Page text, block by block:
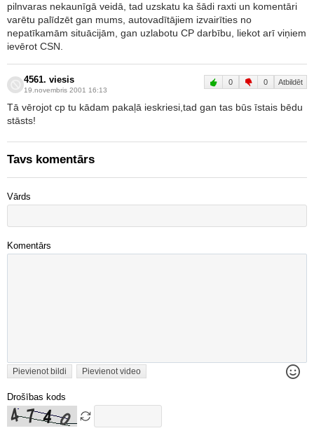
pilnvaras nekaunīgā veidā, tad uzskatu ka šādi raxti un komentāri
varētu palīdzēt gan mums, autovadītājiem izvairīties no
nepatīkamām situācijām, gan uzlabotu CP darbību, liekot arī viņiem
ievērot CSN.
4561. viesis
19.novembris 2001 16:13
0 0 Atbildēt
Tā vērojot cp tu kādam pakaļā ieskriesi,tad gan tas būs īstais bēdu
stāsts!
Tavs komentārs
Vārds
Komentārs
Pievienot bildi Pievienot video
Drošības kods